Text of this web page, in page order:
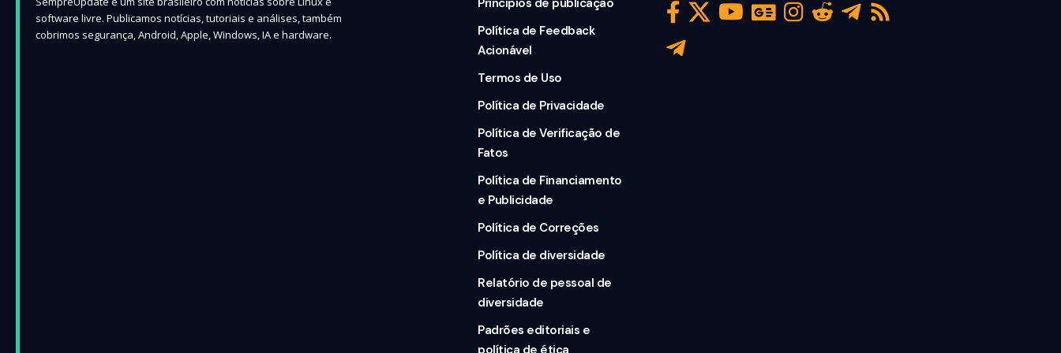
software livre. Publicamos notícias, tutoriais e análises, também
cobrimos segurança, Android, Apple, Windows, IA e hardware.
Política de Feedback
Acionável
Termos de Uso
Política de Privacidade
Política de Verificação de
Fatos
Política de Financiamento
e Publicidade
Política de Correções
Política de diversidade
Relatório de pessoal de
diversidade
Padrões editoriais e
política de ética